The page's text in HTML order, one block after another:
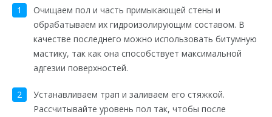
Очищаем пол и часть примыкающей стены и
обрабатываем их гидроизолирующим составом. В
качестве последнего можно использовать битумную
мастику, так как она способствует максимальной
адгезии поверхностей.
Устанавливаем трап и заливаем его стяжкой.
Рассчитывайте уровень пол так, чтобы после